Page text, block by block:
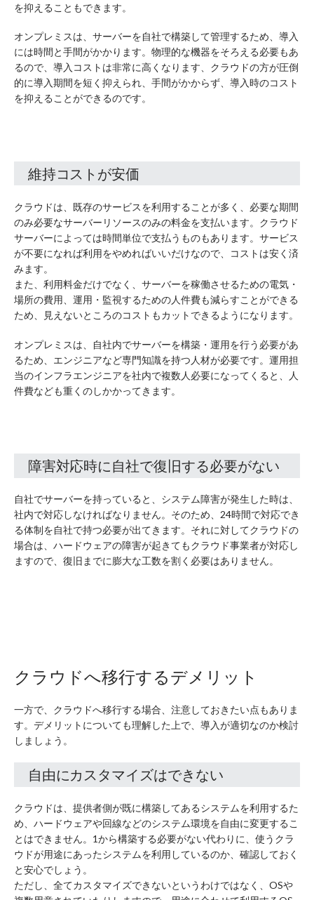
を抑えることもできます。
オンプレミスは、サーバーを自社で構築して管理するため、導入
には時間と手間がかかります。物理的な機器をそろえる必要もあ
るので、導入コストは非常に高くなります、クラウドの方が圧倒
的に導入期間を短く抑えられ、手間がかからず、導入時のコスト
を抑えることができるのです。
維持コストが安価
クラウドは、既存のサービスを利用することが多く、必要な期間
のみ必要なサーバーリソースのみの料金を支払います。クラウド
サーバーによっては時間単位で支払うものもあります。サービス
が不要になれば利用をやめればいいだけなので、コストは安く済
みます。
また、利用料金だけでなく、サーバーを稼働させるための電気・
場所の費用、運用・監視するための人件費も減らすことができる
ため、見えないところのコストもカットできるようになります。
オンプレミスは、自社内でサーバーを構築・運用を行う必要があ
るため、エンジニアなど専門知識を持つ人材が必要です。運用担
当のインフラエンジニアを社内で複数人必要になってくると、人
件費なども重くのしかかってきます。
障害対応時に自社で復旧する必要がない
自社でサーバーを持っていると、システム障害が発生した時は、
社内で対応しなければなりません。そのため、24時間で対応でき
る体制を自社で持つ必要が出てきます。それに対してクラウドの
場合は、ハードウェアの障害が起きてもクラウド事業者が対応し
ますので、復旧までに膨大な工数を割く必要はありません。
クラウドへ移行するデメリット
一方で、クラウドへ移行する場合、注意しておきたい点もありま
す。デメリットについても理解した上で、導入が適切なのか検討
しましょう。
自由にカスタマイズはできない
クラウドは、提供者側が既に構築してあるシステムを利用するた
め、ハードウェアや回線などのシステム環境を自由に変更するこ
とはできません。1から構築する必要がない代わりに、使うクラ
ウドが用途にあったシステムを利用しているのか、確認しておく
と安心でしょう。
ただし、全てカスタマイズできないというわけではなく、OSや